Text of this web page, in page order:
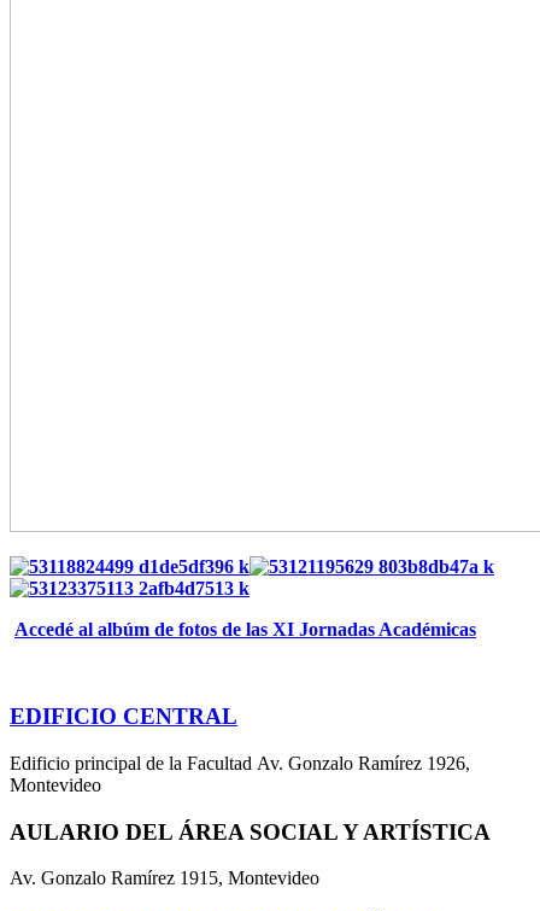
Accedé al albúm de fotos de las XI Jornadas Académicas
EDIFICIO CENTRAL
Edificio principal de la Facultad Av. Gonzalo Ramírez 1926,
Montevideo
AULARIO DEL ÁREA SOCIAL Y ARTÍSTICA
Av. Gonzalo Ramírez 1915, Montevideo